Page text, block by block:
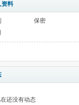
资料
保密
还没有动态